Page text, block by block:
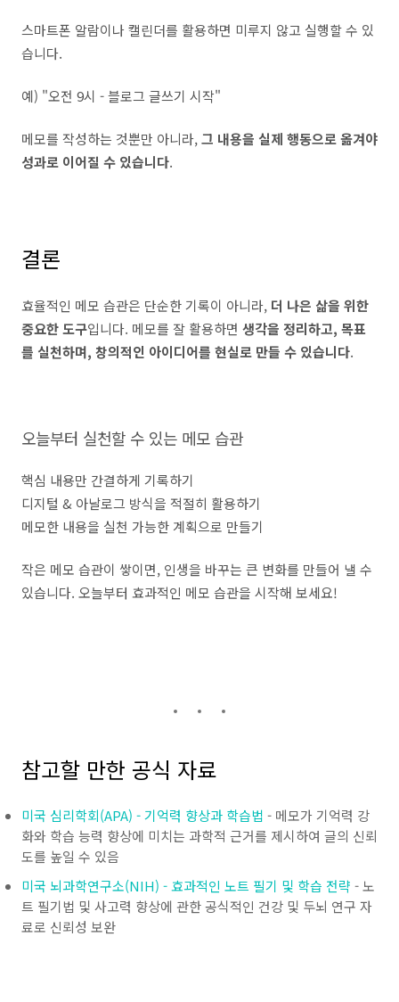
스마트폰 알람이나 캘린더를 활용하면 미루지 않고 실행할 수 있
습니다.
예) "오전 9시 - 블로그 글쓰기 시작"
메모를 작성하는 것뿐만 아니라,그 내용을 실제 행동으로 옮겨야
성과로 이어질 수 있습니다.
결론
효율적인 메모 습관은 단순한 기록이 아니라, 더 나은 삶을 위한
중요한 도구입니다. 메모를 잘 활용하면 생각을 정리하고, 목표
를 실천하며, 창의적인 아이디어를 현실로 만들 수 있습니다.
오늘부터 실천할 수 있는 메모 습관
핵심 내용만 간결하게 기록하기
디지털 & 아날로그 방식을 적절히 활용하기
메모한 내용을 실천 가능한 계획으로 만들기
작은 메모 습관이 쌓이면, 인생을 바꾸는 큰 변화를 만들어 낼 수
있습니다. 오늘부터 효과적인 메모 습관을 시작해 보세요!
참고할 만한 공식 자료
미국 심리학회(APA) - 기억력 향상과 학습법 - 메모가 기억력 강
화와 학습 능력 향상에 미치는 과학적 근거를 제시하여 글의 신뢰
도를 높일 수 있음
미국 뇌과학연구소(NIH) - 효과적인 노트 필기 및 학습 전략 - 노
트 필기법 및 사고력 향상에 관한 공식적인 건강 및 두뇌 연구 자
료로 신뢰성 보완